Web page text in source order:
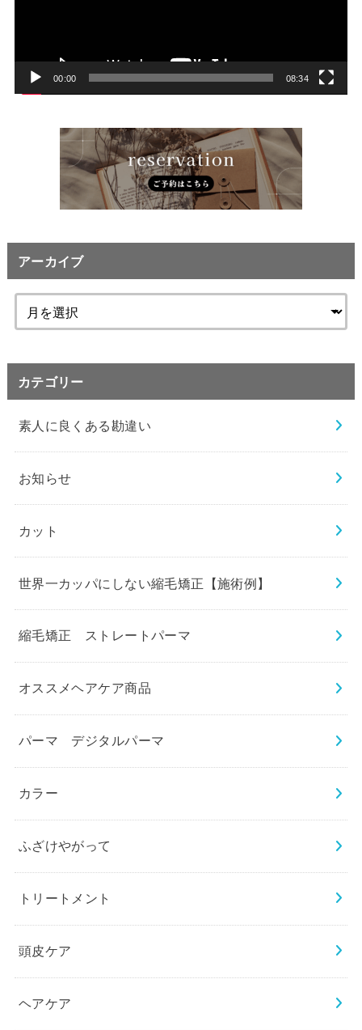
00:00 08:34
アーカイブ
カテゴリー
素人に良くある勘違い
お知らせ
カット
世界一カッパにしない縮毛矯正【施術例】
縮毛矯正 ストレートパーマ
オススメヘアケア商品
パーマ デジタルパーマ
カラー
ふざけやがって
トリートメント
頭皮ケア
ヘアケア